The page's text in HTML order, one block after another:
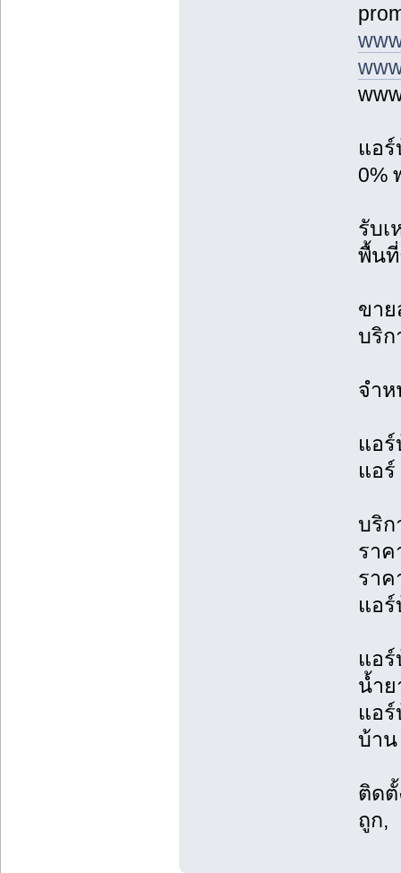
แอ
0%
รับเ
พื้น
ขาย
บริก
จำ
แอ
แอ
บริ
ราค
รา
แอ
แอ
น้ำย
แอร์
บ้า
ติด
ถูก,